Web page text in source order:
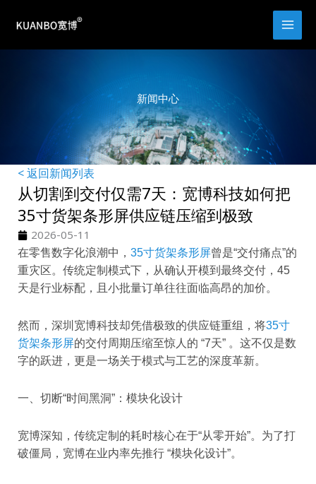
新闻中心
< 返回新闻列表
从切割到交付仅需7天：宽博科技如何把
35寸货架条形屏供应链压缩到极致
2026-05-11
在零售数字化浪潮中， 35寸货架条形屏曾是“交付痛点”的
重灾区。传统定制模式下，从确认开模到最终交付，45
天是行业标配，且小批量订单往往面临高昂的加价。
然而，深圳宽博科技却凭借极致的供应链重组，将35寸
货架条形屏的交付周期压缩至惊人的 “7天” 。这不仅是数
字的跃进，更是一场关于模式与工艺的深度革新。
一、切断“时间黑洞”：模块化设计
宽博深知，传统定制的耗时核心在于“从零开始”。为了打
破僵局，宽博在业内率先推行 “模块化设计”。